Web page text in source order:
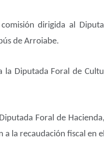
dirigida al
de Arroiabe.
la Diputada Foral de
Foral de
la recaudación fiscal en